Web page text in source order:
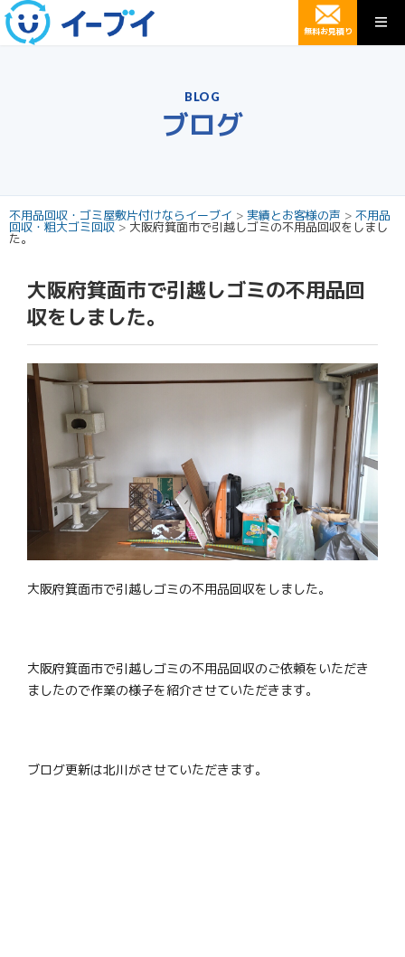
無料お見積り
BLOG
ブログ
不用品回収・ゴミ屋敷片付けならイーブイ > 実績とお客様の声 > 不用品
回収・粗大ゴミ回収 > 大阪府箕面市で引越しゴミの不用品回収をしまし
た。
大阪府箕面市で引越しゴミの不用品回
収をしました。
大阪府箕面市で引越しゴミの不用品回収をしました。
大阪府箕面市で引越しゴミの不用品回収のご依頼をいただき
ましたので作業の様子を紹介させていただきます。
ブログ更新は北川がさせていただきます。